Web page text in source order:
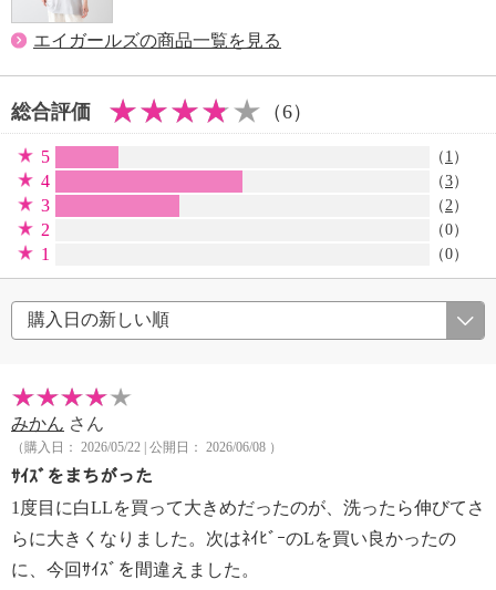
エイガールズの商品一覧を見る
総合評価 （6）
5 （ 1 ）
4 （3）
3 （2）
2 （0）
1 （0）
みかん さん
（購入日： 2026/05/22 | 公開日： 2026/06/08 ）
ｻｲｽﾞをまちがった
1度目に白LLを買って大きめだったのが、洗ったら伸びてさ
らに大きくなりました。次はﾈｲﾋﾞｰのLを買い良かったの
に、今回ｻｲｽﾞを間違えました。